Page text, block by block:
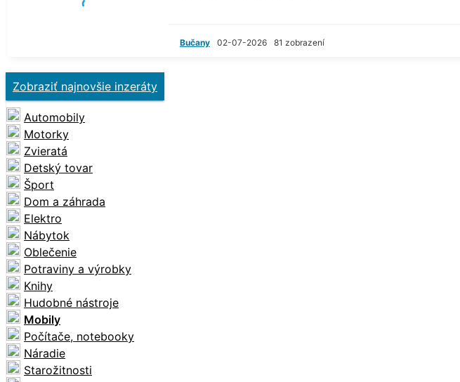
Bučany 02-07-2026 81 zobrazení
Zobraziť najnovšie inzeráty
Automobily
Motorky
Zvieratá
Detský tovar
Šport
Dom a záhrada
Elektro
Nábytok
Oblečenie
Potraviny a výrobky
Knihy
Hudobné nástroje
Mobily
Počítače, notebooky
Náradie
Starožitnosti